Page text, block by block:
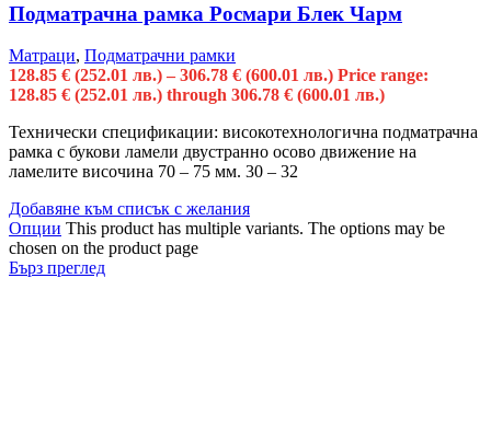
Подматрачна рамка Росмари Блек Чарм
Матраци, Подматрачни рамки
128.85 € (252.01 лв.) – 306.78 € (600.01 лв.) Price range:
128.85 € (252.01 лв.) through 306.78 € (600.01 лв.)
Технически спецификации: високотехнологична подматрачна
рамка с букови ламели двустранно осово движение на
ламелите височина 70 – 75 мм. 30 – 32
Добавяне към списък с желания
Опции This product has multiple variants. The options may be
chosen on the product page
Бърз преглед